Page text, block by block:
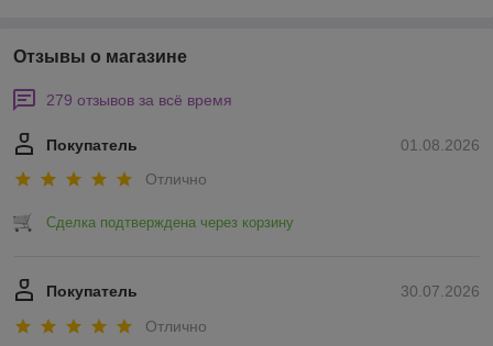
Отзывы о магазине
279 отзывов за всё время
01.08.2026
Покупатель
Отлично
Сделка подтверждена через корзину
30.07.2026
Покупатель
Отлично